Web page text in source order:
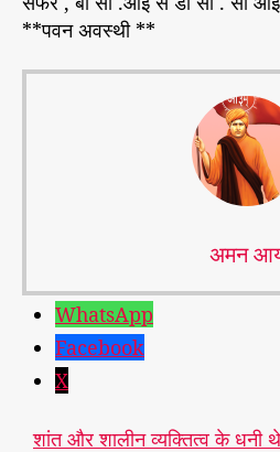
**पवन अवस्थी **
अमन
WhatsApp
Facebook
X
शांत और शालीन व्यक्तित्व के धनी